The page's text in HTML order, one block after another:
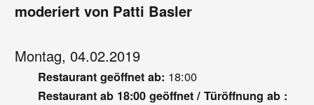
moderiert von Patti Basler
Montag, 04.02.2019
Restaurant geöffnet ab: 18:00
Restaurant ab 18:00 geöffnet / Türöffnung ab :